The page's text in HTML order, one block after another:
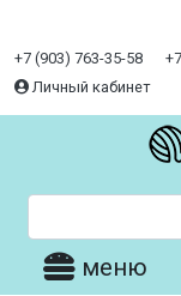
+7 (903) 763-35-58
Личный кабинет
меню